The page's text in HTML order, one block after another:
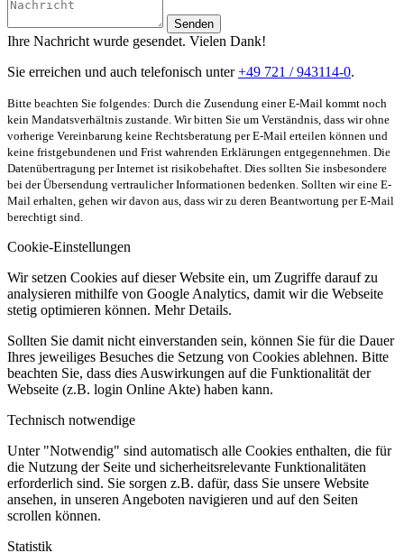
Senden
Ihre Nachricht wurde gesendet. Vielen Dank!
Sie erreichen und auch telefonisch unter+49 721 / 943114-0.
Bitte beachten Sie folgendes: Durch die Zusendung einer E-Mail kommt noch
kein Mandatsverhältnis zustande. Wir bitten Sie um Verständnis, dass wir ohne
vorherige Vereinbarung keine Rechtsberatung per E-Mail erteilen können und
keine fristgebundenen und Frist wahrenden Erklärungen entgegennehmen. Die
Datenübertragung per Internet ist risikobehaftet. Dies sollten Sie insbesondere
bei der Übersendung vertraulicher Informationen bedenken. Sollten wir eine E-
Mail erhalten, gehen wir davon aus, dass wir zu deren Beantwortung per E-Mail
berechtigt sind.
Cookie-Einstellungen
Wir setzen Cookies auf dieser Website ein, um Zugriffe darauf zu
analysieren mithilfe von Google Analytics, damit wir die Webseite
stetig optimieren können. Mehr Details.
Sollten Sie damit nicht einverstanden sein, können Sie für die Dauer
Ihres jeweiliges Besuches die Setzung von Cookies ablehnen. Bitte
beachten Sie, dass dies Auswirkungen auf die Funktionalität der
Webseite (z.B. login Online Akte) haben kann.
Technisch notwendige
Unter "Notwendig" sind automatisch alle Cookies enthalten, die für
die Nutzung der Seite und sicherheitsrelevante Funktionalitäten
erforderlich sind. Sie sorgen z.B. dafür, dass Sie unsere Website
ansehen, in unseren Angeboten navigieren und auf den Seiten
scrollen können.
Statistik